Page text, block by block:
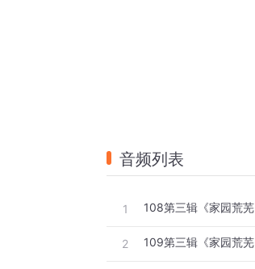
音频列表
1 108第三辑《家园荒芜
2 109第三辑《家园荒芜